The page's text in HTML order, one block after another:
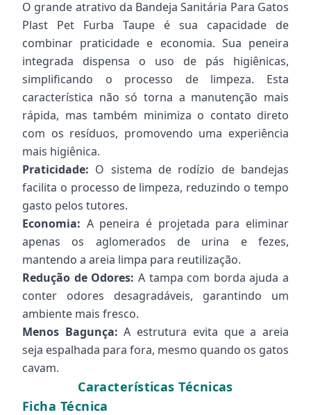
O grande atrativo da Bandeja Sanitária Para Gatos
Plast Pet Furba Taupe é sua capacidade de
combinar praticidade e economia. Sua peneira
integrada dispensa o uso de pás higiênicas,
simplificando o processo de limpeza. Esta
característica não só torna a manutenção mais
rápida, mas também minimiza o contato direto
com os resíduos, promovendo uma experiência
mais higiênica.
Praticidade: O sistema de rodízio de bandejas
facilita o processo de limpeza, reduzindo o tempo
gasto pelos tutores.
Economia: A peneira é projetada para eliminar
apenas os aglomerados de urina e fezes,
mantendo a areia limpa para reutilização.
Redução de Odores: A tampa com borda ajuda a
conter odores desagradáveis, garantindo um
ambiente mais fresco.
Menos Bagunça: A estrutura evita que a areia
seja espalhada para fora, mesmo quando os gatos
cavam.
Características Técnicas
Ficha Técnica